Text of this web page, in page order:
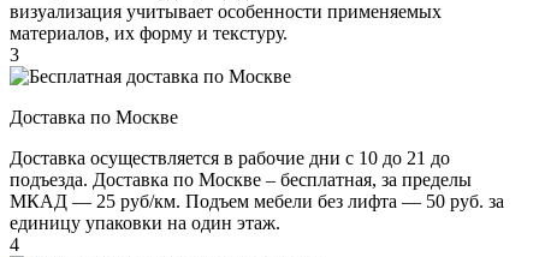
визуализация учитывает особенности применяемых
материалов, их форму и текстуру.
3
Доставка по Москве
Доставка осуществляется в рабочие дни с 10 до 21 до
подъезда. Доставка по Москве – бесплатная, за пределы
МКАД — 25 руб/км. Подъем мебели без лифта — 50 руб. за
единицу упаковки на один этаж.
4